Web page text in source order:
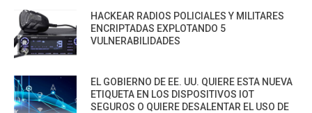
HACKEAR RADIOS POLICIALES Y MILITARES
ENCRIPTADAS EXPLOTANDO 5
VULNERABILIDADES
EL GOBIERNO DE EE. UU. QUIERE ESTA NUEVA
ETIQUETA EN LOS DISPOSITIVOS IOT
SEGUROS O QUIERE DESALENTAR EL USO DE